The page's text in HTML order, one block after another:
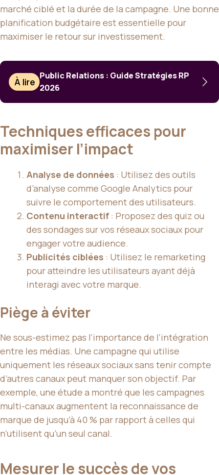
marché ciblé et la durée de la campagne. Une bonne
planification budgétaire est essentielle pour
maximiser le retour sur investissement.
À lire
Public Relations : Guide Stratégies RP
2026
Techniques efficaces pour
maximiser l’impact
Analyse de données : Utilisez des outils
d’analyse comme Google Analytics pour
suivre le comportement des utilisateurs.
Contenu interactif : Proposez des quiz ou
des sondages sur vos réseaux sociaux pour
engager votre audience.
Publicités ciblées : Utilisez le remarketing
pour atteindre les utilisateurs ayant déjà
interagi avec votre marque.
Piège à éviter
Ne sous-estimez pas l’importance de l’intégration
entre les médias. Une campagne qui utilise
uniquement les réseaux sociaux sans tenir compte
d’autres canaux peut manquer son objectif. Par
exemple, une étude a montré que les campagnes
multi-canaux augmentent la reconnaissance de
marque de jusqu’à 40 % par rapport à celles qui
n’utilisent qu’un seul canal.
Mesurer le succès de vos